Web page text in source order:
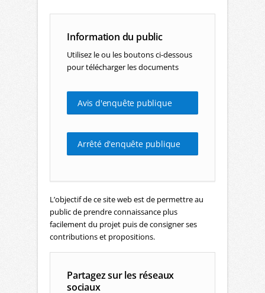
Information du public
Utilisez le ou les boutons ci-dessous
pour télécharger les documents
Avis d'enquête publique
Arrêté d'enquête publique
L’objectif de ce site web est de permettre au
public de prendre connaissance plus
facilement du projet puis de consigner ses
contributions et propositions.
Partagez sur les réseaux
sociaux